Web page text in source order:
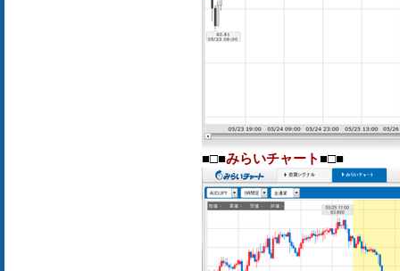
■□■みらいチャート■□■